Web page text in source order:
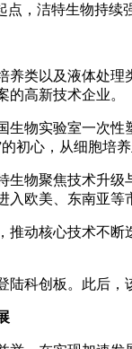
点，洁特生物持
养类以及液体处
的高新技术企业。
生物实验室一次性
初心，从细胞培
生物聚焦技术升
欧美、东南亚等
推动核心技术不
陆科创板。此后